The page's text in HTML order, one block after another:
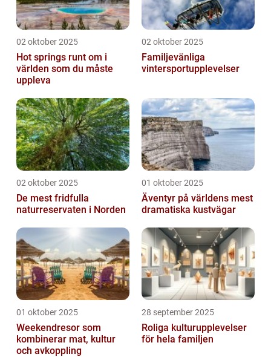
02 oktober 2025
Hot springs runt om i
världen som du måste
uppleva
02 oktober 2025
Familjevänliga
vintersportupplevelser
02 oktober 2025
De mest fridfulla
naturreservaten i Norden
01 oktober 2025
Äventyr på världens mest
dramatiska kustvägar
01 oktober 2025
Weekendresor som
kombinerar mat, kultur
och avkoppling
28 september 2025
Roliga kulturupplevelser
för hela familjen